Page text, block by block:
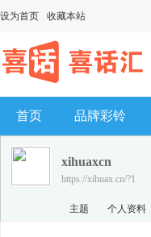
设为首页 收藏本站
首页 品牌彩铃
xihuaxcn
https://xihuax.cn/?1
主题 个人资料